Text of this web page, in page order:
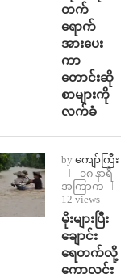
တက်
ရောက်
အားပေး
ကာ
တောင်းဆို
စာများကို
လက်ခံ
by ကျော်ကြီး
၁၈ နာရီ
အကြာက
12 views
⁨မိုးများပြီး
ချောင်း
ရေတက်လို့
ကောလင်း